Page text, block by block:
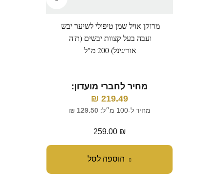
הוספה לסל
מרוקן אויל שמן טיפולי לשיער יבש
ועבה בעל קצוות יבשים (ת'ה
אוריגינל) 200 מ"ל
מחיר לחברי מועדון:
219.49
₪
מחיר ל-100 מ״ל: 129.50
₪
259.00 ₪